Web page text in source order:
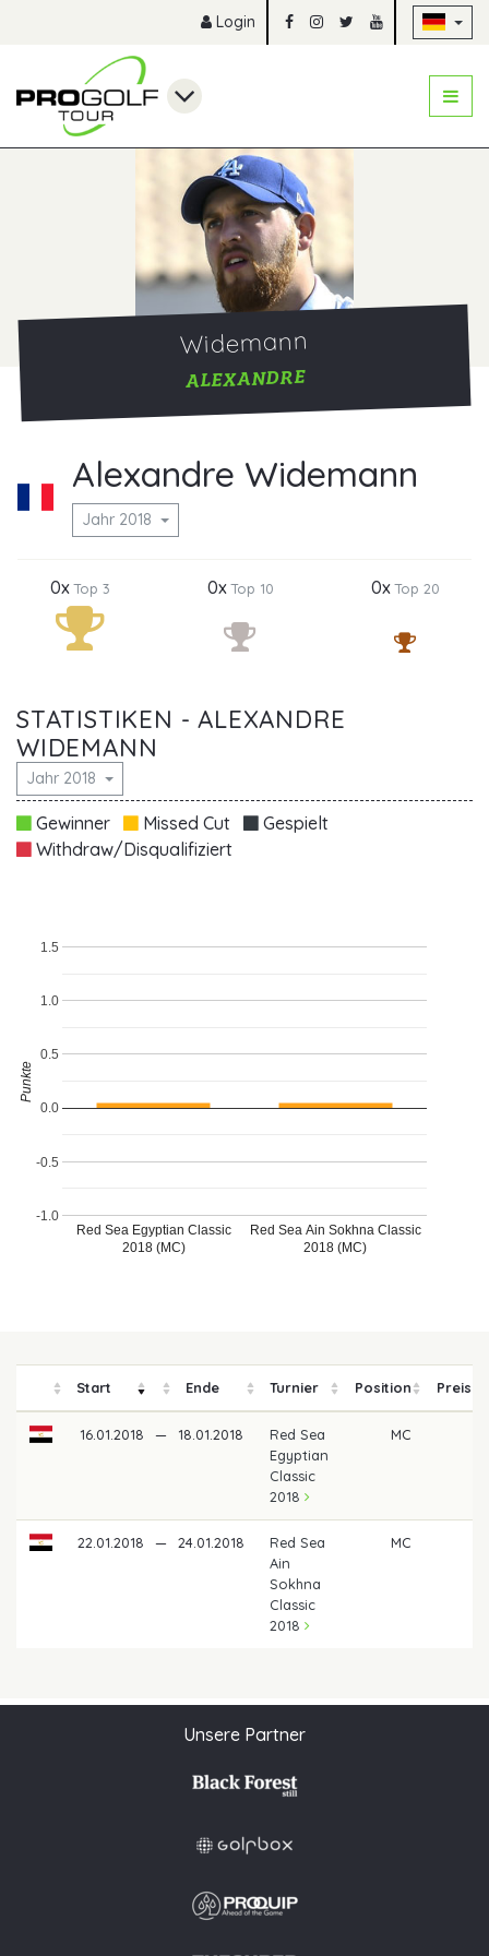
Login
Widemann
ALEXANDRE
Alexandre Widemann
Jahr 2018
0xTop 3 0xTop 10 0xTop 20
STATISTIKEN - ALEXANDRE
WIDEMANN
Jahr 2018
Gewinner Missed Cut
Gespielt
Withdraw/Disqualifiziert
Red Sea Egyptian Classic
2018 (MC)
Red Sea Ain Sokhna Classic
2018 (MC)
-1.0
-0.5
0.0
0.5
1.0
1.5
Punkte
Start Ende Turnier Position
16.01.2018 — 18.01.2018
Red Sea
Egyptian
Classic
2018
MC
22.01.2018 — 24.01.2018
Red Sea
Ain
Sokhna
Classic
2018
MC
Unsere Partner